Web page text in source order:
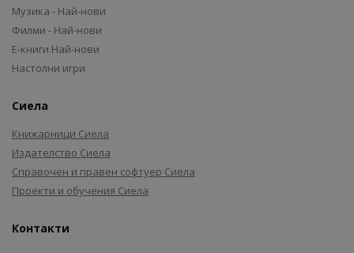
Музика - Най-нови
Филми - Най-нови
Е-книги Най-нови
Настолни игри
Сиела
Книжарници Сиела
Издателство Сиела
Справочен и правен софтуер Сиела
Проекти и обучения Сиела
Контакти